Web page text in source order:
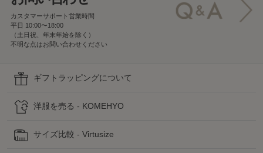
カスタマーサポート営業時間
平日 10:00〜18:00
（土日祝、年末年始を除く）
不明な点はお問い合わせください
ギフトラッピングについて
洋服を売る - KOMEHYO
サイズ比較 - Virtusize